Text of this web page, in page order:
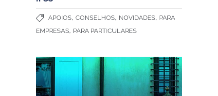
APOIOS, CONSELHOS, NOVIDADES, PARA
EMPRESAS, PARA PARTICULARES